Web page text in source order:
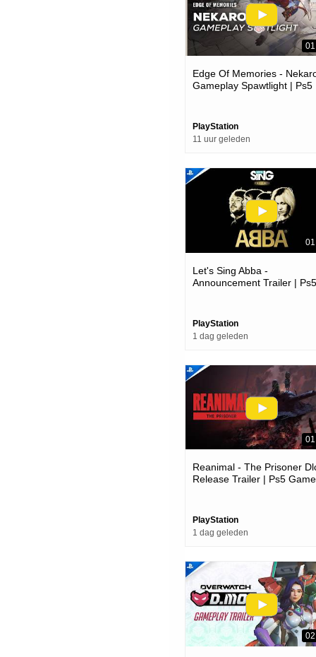
Edge Of Memories -
Gameplay Spawtlight | Ps5
PlayStation
11 uur geleden
Let's Sing Abba -
Announcement Trailer | Ps5
PlayStation
1 dag geleden
Reanimal - The Prisoner
Release Trailer | Ps5
PlayStation
1 dag geleden